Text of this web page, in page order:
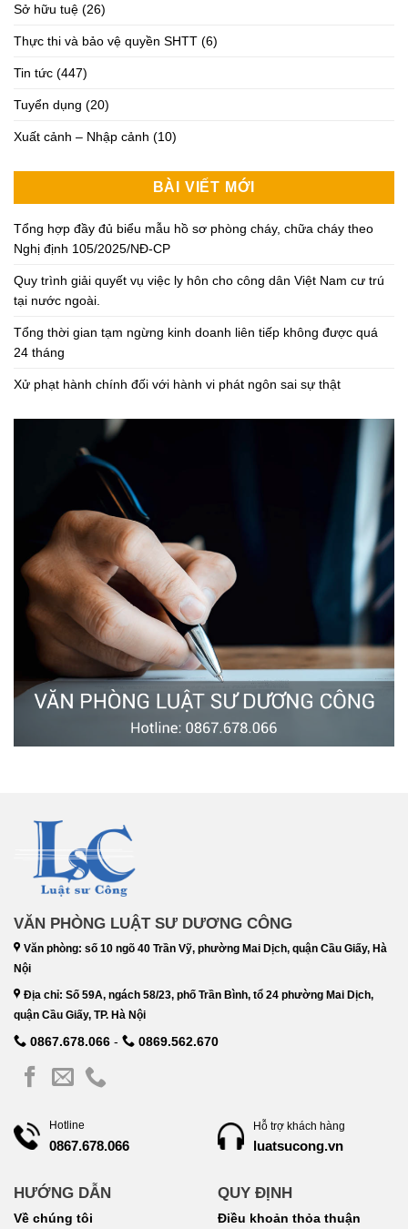
Sở hữu tuệ (26)
Thực thi và bảo vệ quyền SHTT (6)
Tin tức (447)
Tuyển dụng (20)
Xuất cảnh – Nhập cảnh (10)
BÀI VIẾT MỚI
Tổng hợp đầy đủ biểu mẫu hồ sơ phòng cháy, chữa cháy theo
Nghị định 105/2025/NĐ-CP
Quy trình giải quyết vụ việc ly hôn cho công dân Việt Nam cư trú
tại nước ngoài.
Tổng thời gian tạm ngừng kinh doanh liên tiếp không được quá
24 tháng
Xử phạt hành chính đối với hành vi phát ngôn sai sự thật
VĂN PHÒNG LUẬT SƯ DƯƠNG CÔNG
Văn phòng: số 10 ngõ 40 Trần Vỹ, phường Mai Dịch, quận Cầu Giấy, Hà
Nội
Địa chỉ: Số 59A, ngách 58/23, phố Trần Bình, tổ 24 phường Mai Dịch,
quận Cầu Giấy, TP. Hà Nội
0867.678.066 - 0869.562.670
Hotline
0867.678.066
HƯỚNG DẪN
Về chúng tôi
Hỗ trợ khách hàng
luatsucong.vn
QUY ĐỊNH
Điều khoản thỏa thuận